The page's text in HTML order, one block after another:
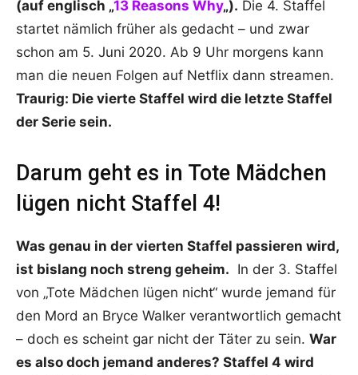
(auf englisch „13 Reasons Why„). Die 4. Staffel
startet nämlich früher als gedacht – und zwar
schon am 5. Juni 2020. Ab 9 Uhr morgens kann
man die neuen Folgen auf Netflix dann streamen.
Traurig: Die vierte Staffel wird die letzte Staffel
der Serie sein.
Darum geht es in Tote Mädchen
lügen nicht Staffel 4!
Was genau in der vierten Staffel passieren wird,
ist bislang noch streng geheim. In der 3. Staffel
von „Tote Mädchen lügen nicht“ wurde jemand für
den Mord an Bryce Walker verantwortlich gemacht
– doch es scheint gar nicht der Täter zu sein. War
es also doch jemand anderes? Staffel 4 wird